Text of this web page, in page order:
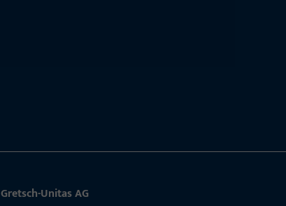
Gretsch-Unitas AG